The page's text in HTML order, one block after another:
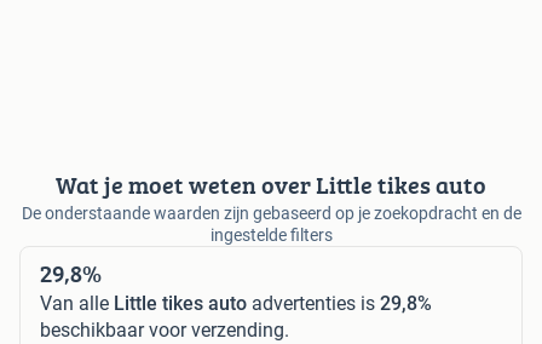
Wat je moet weten over Little tikes auto
De onderstaande waarden zijn gebaseerd op je zoekopdracht en de
ingestelde filters
29,8%
Van alle Little tikes auto advertenties is 29,8%
beschikbaar voor verzending.